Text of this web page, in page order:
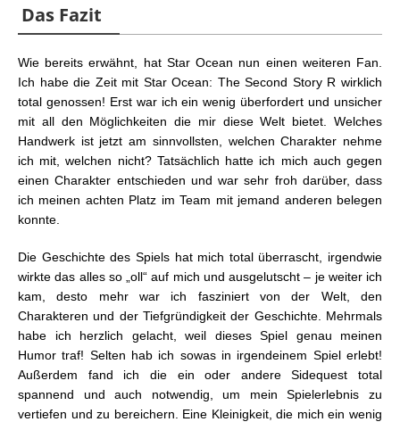
Das Fazit
Wie bereits erwähnt, hat Star Ocean nun einen weiteren Fan.
Ich habe die Zeit mit Star Ocean: The Second Story R wirklich
total genossen! Erst war ich ein wenig überfordert und unsicher
mit all den Möglichkeiten die mir diese Welt bietet. Welches
Handwerk ist jetzt am sinnvollsten, welchen Charakter nehme
ich mit, welchen nicht? Tatsächlich hatte ich mich auch gegen
einen Charakter entschieden und war sehr froh darüber, dass
ich meinen achten Platz im Team mit jemand anderen belegen
konnte.
Die Geschichte des Spiels hat mich total überrascht, irgendwie
wirkte das alles so „oll“ auf mich und ausgelutscht – je weiter ich
kam, desto mehr war ich fasziniert von der Welt, den
Charakteren und der Tiefgründigkeit der Geschichte. Mehrmals
habe ich herzlich gelacht, weil dieses Spiel genau meinen
Humor traf! Selten hab ich sowas in irgendeinem Spiel erlebt!
Außerdem fand ich die ein oder andere Sidequest total
spannend und auch notwendig, um mein Spielerlebnis zu
vertiefen und zu bereichern. Eine Kleinigkeit, die mich ein wenig